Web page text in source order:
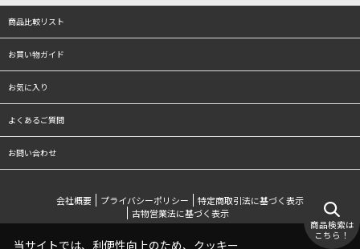
商品比較リスト
お買い物ガイド
お気に入り
よくあるご質問
お問い合わせ
会社概要 プライバシーポリシー
特定商取引法に基づく表示
古物営業法に基づく表示
商品検索は
こちら！
当サイトでは、利便性向上のため、クッキー